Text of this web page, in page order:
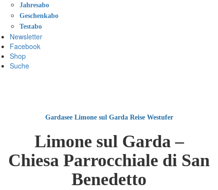
Jahresabo
Geschenkabo
Testabo
Newsletter
Facebook
Shop
Suche
Gardasee Limone sul Garda Reise Westufer
Limone sul Garda –
Chiesa Parrocchiale di San
Benedetto